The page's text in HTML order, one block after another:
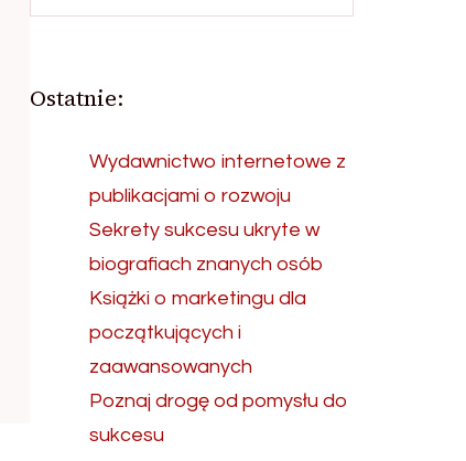
Ostatnie:
Wydawnictwo internetowe z
publikacjami o rozwoju
Sekrety sukcesu ukryte w
biografiach znanych osób
Książki o marketingu dla
początkujących i
zaawansowanych
Poznaj drogę od pomysłu do
sukcesu